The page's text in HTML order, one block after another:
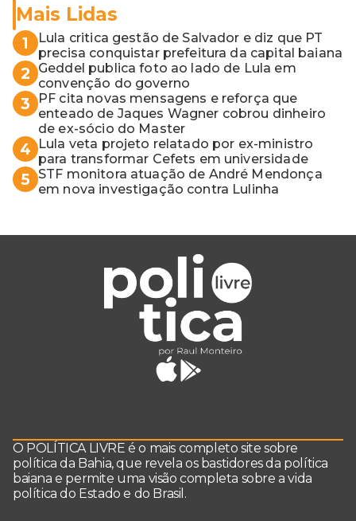
Mais Lidas
1
Lula critica gestão de Salvador e diz que PT
precisa conquistar prefeitura da capital baiana
2
Geddel publica foto ao lado de Lula em
convenção do governo
3
PF cita novas mensagens e reforça que
enteado de Jaques Wagner cobrou dinheiro
de ex-sócio do Master
4
Lula veta projeto relatado por ex-ministro
para transformar Cefets em universidade
5
STF monitora atuação de André Mendonça
em nova investigação contra Lulinha
O POLÍTICA LIVRE é o mais completo site sobre
política da Bahia, que revela os bastidores da política
baiana e permite uma visão completa sobre a vida
política do Estado e do Brasil.